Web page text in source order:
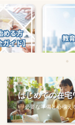
る方法
教育訓
はじめての在宅
必要な準備と心構え